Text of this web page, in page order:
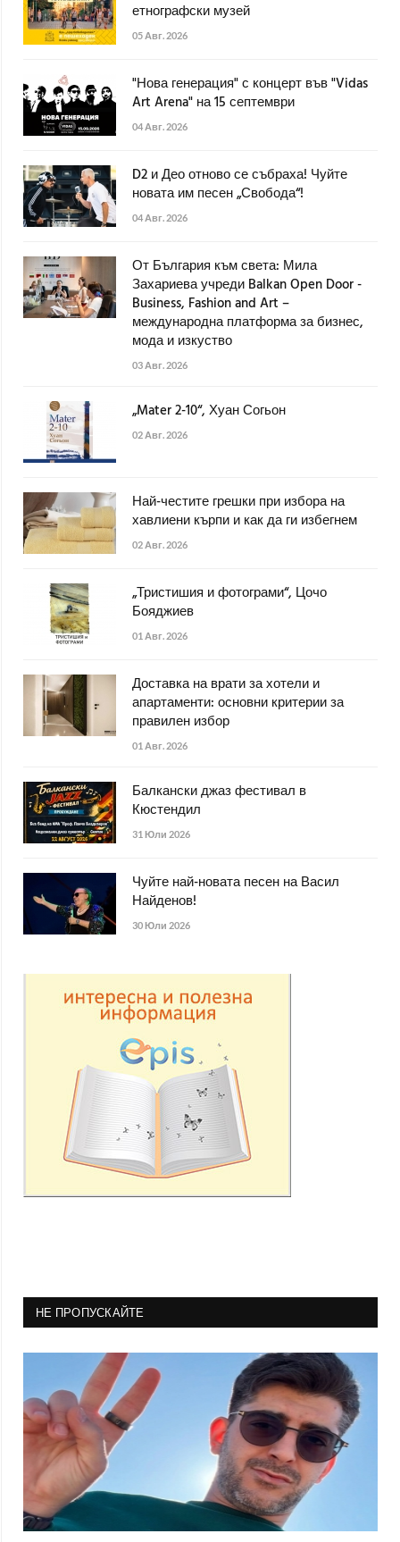
етнографски музей
05 Авг. 2026
"Нова генерация" с концерт във "Vidas
Art Arena" на 15 септември
04 Авг. 2026
D2 и Део отново се събраха! Чуйте
новата им песен „Свобода“!
04 Авг. 2026
От България към света: Мила
Захариева учреди Balkan Open Door -
Business, Fashion and Art –
международна платформа за бизнес,
мода и изкуство
03 Авг. 2026
„Mater 2-10“, Хуан Согьон
02 Авг. 2026
Най-честите грешки при избора на
хавлиени кърпи и как да ги избегнем
02 Авг. 2026
„Тристишия и фотограми“, Цочо
Бояджиев
01 Авг. 2026
Доставка на врати за хотели и
апартаменти: основни критерии за
правилен избор
01 Авг. 2026
Балкански джаз фестивал в
Кюстендил
31 Юли 2026
Чуйте най-новата песен на Васил
Найденов!
30 Юли 2026
НЕ ПРОПУСКАЙТЕ